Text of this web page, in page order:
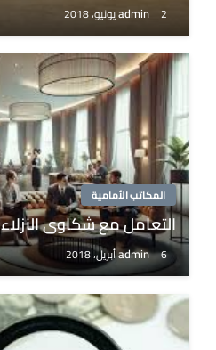
admin 2 يونيو، 2018
المكاتب الأمامية
التعامل مع شكاوى النزلاء
admin 6 أبريل، 2018